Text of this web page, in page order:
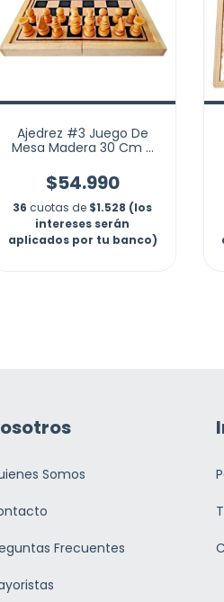
Ajedrez #3 Juego De
Mesa Madera 30 Cm X
$54.990
36 cuotas de $1.528 (los
intereses serán
aplicados por tu banco)
Somos
Frecuentes